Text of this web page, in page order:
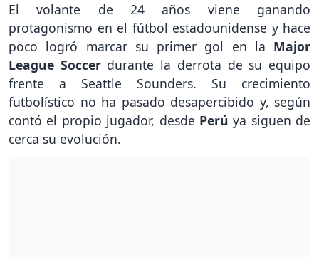
El volante de 24 años viene ganando
protagonismo en el fútbol estadounidense y hace
poco logró marcar su primer gol en la Major
League Soccer durante la derrota de su equipo
frente a Seattle Sounders. Su crecimiento
futbolístico no ha pasado desapercibido y, según
contó el propio jugador, desde Perúya siguen de
cerca su evolución.